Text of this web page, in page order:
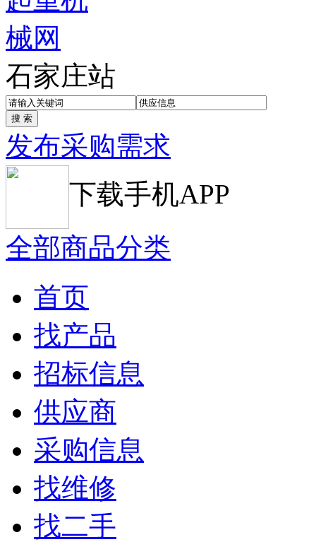
石家庄站
发布采购需求
下载手机APP
全部商品分类
首页
找产品
招标信息
供应商
采购信息
找维修
找二手